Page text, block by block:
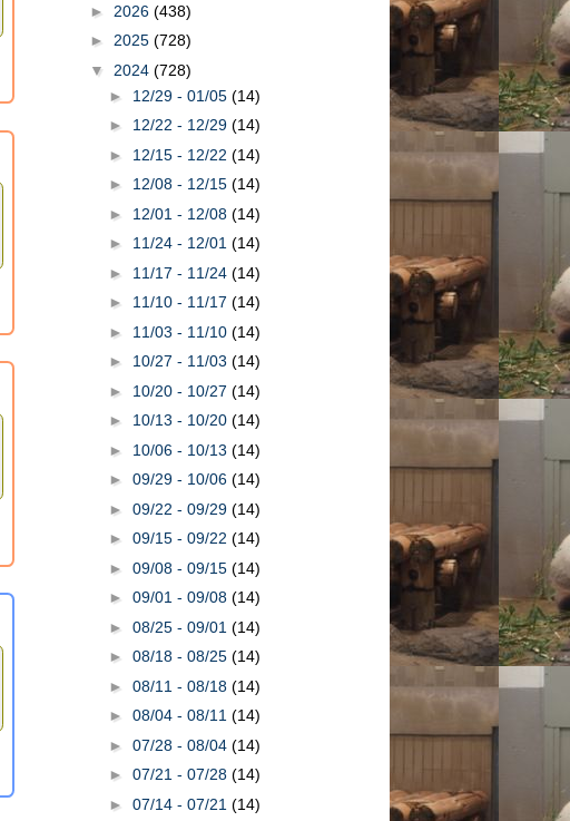
► 2026 (438)
► 2025 (728)
▼ 2024 (728)
► 12/29 - 01/05 (14)
► 12/22 - 12/29 (14)
► 12/15 - 12/22 (14)
► 12/08 - 12/15 (14)
► 12/01 - 12/08 (14)
► 11/24 - 12/01 (14)
► 11/17 - 11/24 (14)
► 11/10 - 11/17 (14)
► 11/03 - 11/10 (14)
► 10/27 - 11/03 (14)
► 10/20 - 10/27 (14)
► 10/13 - 10/20 (14)
► 10/06 - 10/13 (14)
► 09/29 - 10/06 (14)
► 09/22 - 09/29 (14)
► 09/15 - 09/22 (14)
► 09/08 - 09/15 (14)
► 09/01 - 09/08 (14)
► 08/25 - 09/01 (14)
► 08/18 - 08/25 (14)
► 08/11 - 08/18 (14)
► 08/04 - 08/11 (14)
► 07/28 - 08/04 (14)
► 07/21 - 07/28 (14)
► 07/14 - 07/21 (14)